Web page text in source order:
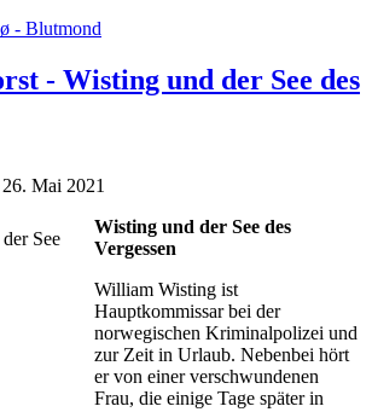
- Blutmond
- Wisting und der See des
Mai 2021
Wisting und der See des
Vergessen
William Wisting ist
Hauptkommissar bei der
norwegischen Kriminalpolizei und
zur Zeit in Urlaub. Nebenbei hört
er von einer verschwundenen
Frau, die einige Tage später in